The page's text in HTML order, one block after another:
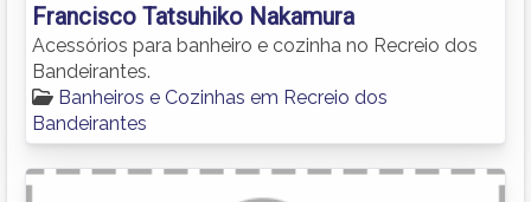
Francisco Tatsuhiko Nakamura
Acessórios para banheiro e cozinha no Recreio dos
Bandeirantes.
Banheiros e Cozinhas em Recreio dos
Bandeirantes